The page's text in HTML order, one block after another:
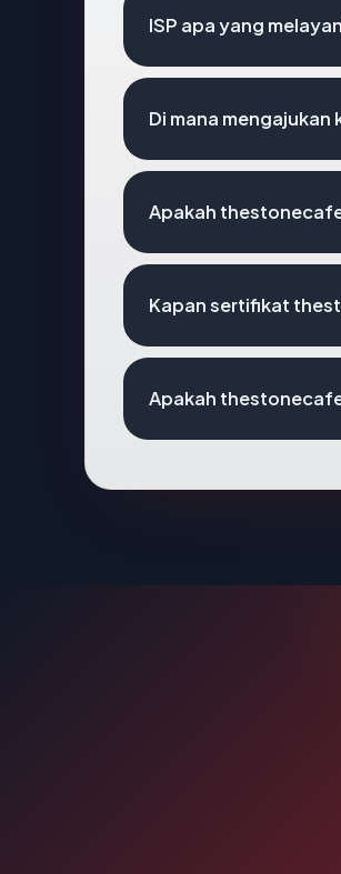
ISP apa yang
Di mana
Apakah
Kapan sertifikat
Apakah